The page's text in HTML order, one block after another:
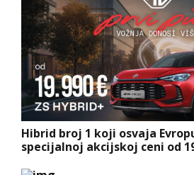
Hibrid broj 1 koji osvaja
specijalnoj akcijskoj ceni od